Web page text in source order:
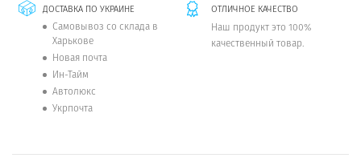
ДОСТАВКА ПО УКРАИНЕ
Самовывоз со склада в
Харькове
Новая почта
Ин-Тайм
Автолюкс
Укрпочта
ОТЛИЧНОЕ КАЧЕСТВО
Наш продукт это 100%
качественный товар.